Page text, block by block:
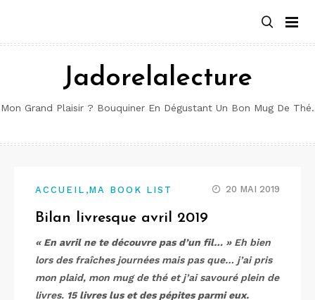
contenu
Jadorelalecture
Mon Grand Plaisir ? Bouquiner En Dégustant Un Bon Mug De Thé.
ACCUEIL ,MA BOOK LIST 20 MAI 2019
Bilan livresque avril 2019
« En avril ne te découvre pas d’un fil… » Eh bien
lors des fraîches journées mais pas que… j’ai pris
mon plaid, mon mug de thé et j’ai savouré plein de
livres. 15 livres lus et des pépites parmi eux.